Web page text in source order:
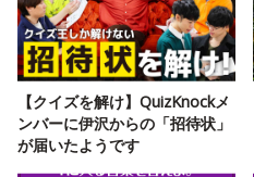
【クイズを解け】QuizKnockメ
ンバーに伊沢からの「招待状」
が届いたようです